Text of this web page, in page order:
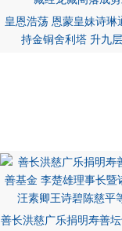
皇恩浩荡 恩蒙皇妹诗琳
持金铜舍利塔 升九
善长洪慈广乐捐明寿善